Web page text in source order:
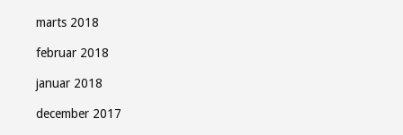
marts 2018
februar 2018
januar 2018
december 2017